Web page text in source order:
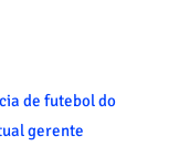
de futebol do
gerente